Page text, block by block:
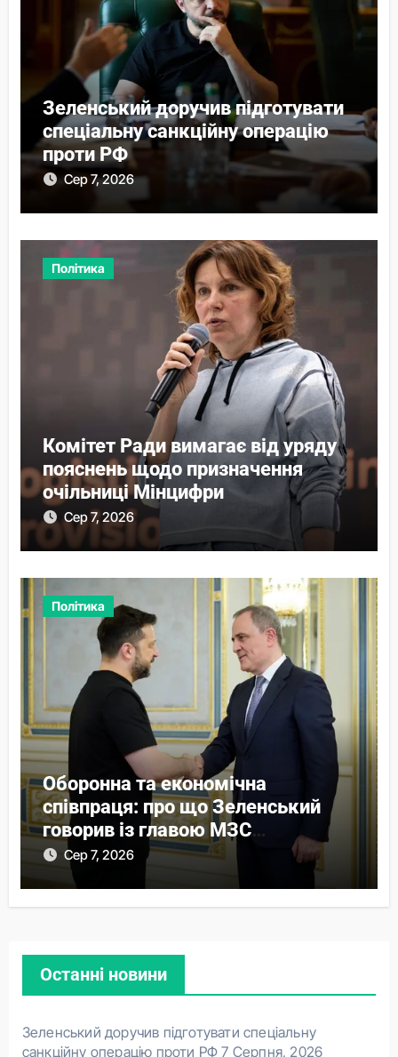
Зеленський доручив підготувати
спеціальну санкційну операцію
проти РФ
Сер 7, 2026
Політика
Комітет Ради вимагає від уряду
пояснень щодо призначення
очільниці Мінцифри
Сер 7, 2026
Політика
Оборонна та економічна
співпраця: про що Зеленський
говорив із главою МЗС
Азербайджану
Сер 7, 2026
Останні новини
Зеленський доручив підготувати спеціальну
санкційну операцію проти РФ 7 Серпня, 2026